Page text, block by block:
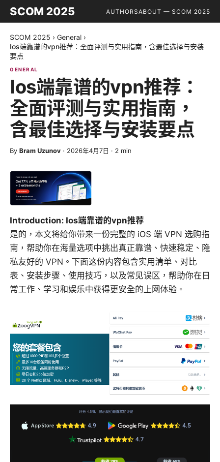
SCOM 2025 AUTHORSABOUT — SCOM 2025
SCOM 2025 › General ›
Ios端靠谱的vpn推荐：全面评测与实用指南，含最佳选择与安装
要点
GENERAL
Ios端靠谱的vpn推荐：
全面评测与实用指南，
含最佳选择与安装要点
By Bram Uzunov · 2026年4月7日 · 2 min
Introduction: Ios端靠谱的vpn推荐
是的，本文将给你带来一份完整的 iOS 端 VPN 选购指
南，帮助你在海量选项中挑出真正靠谱、快速稳定、隐
私友好的 VPN。下面这份内容包含实用清单、对比
表、安装步骤、使用技巧，以及常见误区，帮助你在日
常工作、学习和娱乐中获得更安全的上网体验。